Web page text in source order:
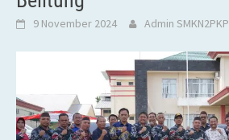
9 November 2024 Admin SMKN2PKP